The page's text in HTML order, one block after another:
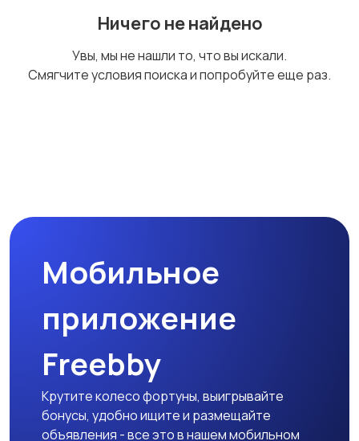
Ничего не найдено
Увы, мы не нашли то, что вы искали.
Смягчите условия поиска и попробуйте еще раз.
Мобильное
приложение
Freebby
Крутите колесо фортуны, выигрывайте
бонусы, удобно ищите и размещайте
объявления - все это в нашем мобильном